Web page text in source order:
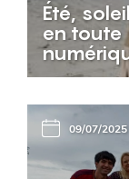
Été,
en toute
09/07/2025